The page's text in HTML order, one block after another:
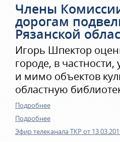
Члены
дорогам
Рязанской
Игорь Шпектор
городе, в
и мимо объектов
областную
Подробнее
Подробнее
Эфир телеканала ТКР от